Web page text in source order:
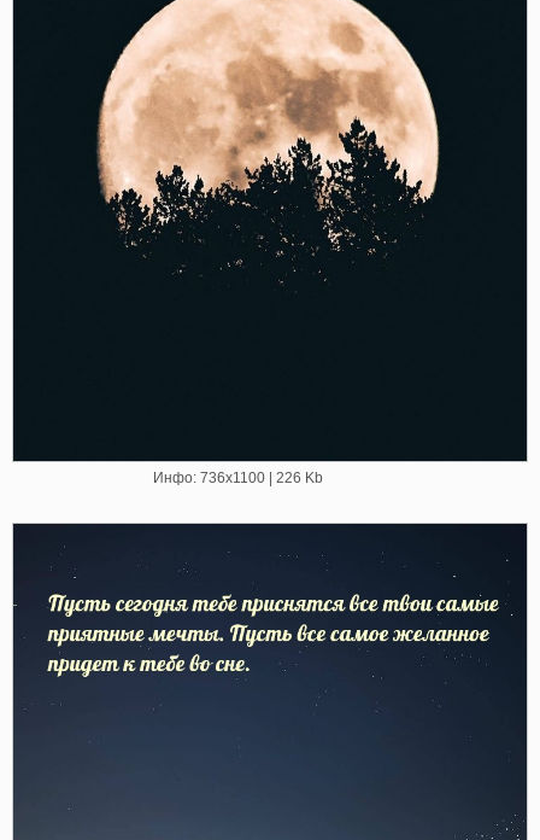
Инфо: 736х1100 | 226 Kb